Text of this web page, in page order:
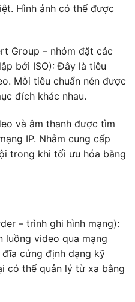
Hình ảnh có thể được
Group – nhóm đặt các
bởi ISO): Đây là tiêu
Mỗi tiêu chuẩn nén được
đích khác nhau.
và âm thanh được tìm
IP. Nhằm cung cấp
trong khi tối ưu hóa băng
– trình ghi hình mạng):
luồng video qua mạng
đĩa cứng định dạng kỹ
có thể quản lý từ xa bằng